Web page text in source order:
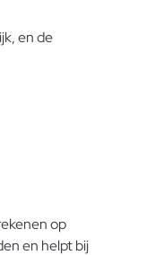
en de
op
en helpt bij